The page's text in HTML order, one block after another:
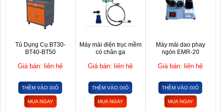
Tủ Dụng Cụ BT30-
BT40-BT50
Giá bán: liên hệ
THÊM VÀO GIỎ
MUA NGAY
Máy mài điện trục mềm
có chân ga
Giá bán: liên hệ
THÊM VÀO GIỎ
MUA NGAY
Máy mài dao phay
ngón EMR-20
Giá bán: liên hệ
THÊM VÀO GIỎ
MUA NGAY